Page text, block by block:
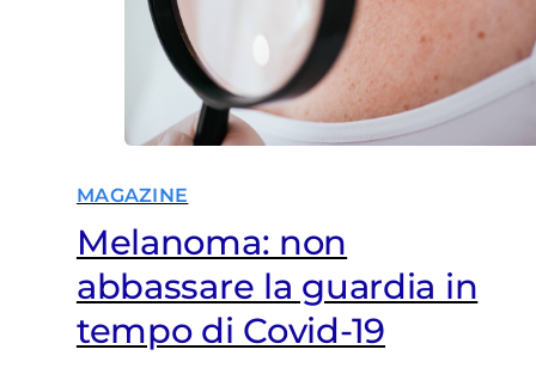
MAGAZINE
Melanoma: non
abbassare la guardia in
tempo di Covid-19